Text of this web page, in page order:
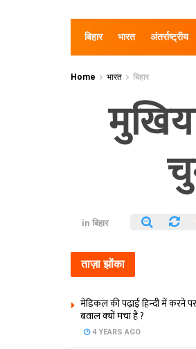
बिहार भारत अंतर्राष्ट्रीय
Home भारत बिहार
in बिहार
ताज़ा झोंका
मेडिकल की पढ़ाई हिन्‍दी में करने
बवाल क्‍यों मचा है ?
4 YEARS AGO